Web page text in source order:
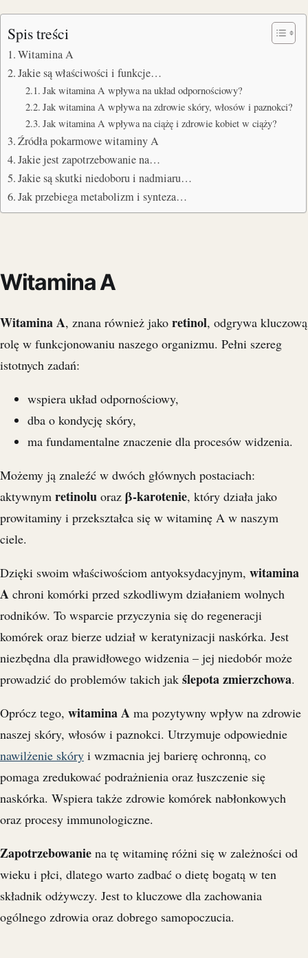
Spis treści
Witamina A
Jakie są właściwości i funkcje…
Jak witamina A wpływa na układ odpornościowy?
Jak witamina A wpływa na zdrowie skóry, włosów i paznokci?
Jak witamina A wpływa na ciążę i zdrowie kobiet w ciąży?
Źródła pokarmowe witaminy A
Jakie jest zapotrzebowanie na…
Jakie są skutki niedoboru i nadmiaru…
Jak przebiega metabolizm i synteza…
Witamina A
Witamina A, znana również jako retinol, odgrywa kluczową
rolę w funkcjonowaniu naszego organizmu. Pełni szereg
istotnych zadań:
wspiera układ odpornościowy,
dba o kondycję skóry,
ma fundamentalne znaczenie dla procesów widzenia.
Możemy ją znaleźć w dwóch głównych postaciach:
aktywnym retinolu oraz β-karotenie, który działa jako
prowitaminy i przekształca się w witaminę A w naszym
ciele.
Dzięki swoim właściwościom antyoksydacyjnym, witamina
A chroni komórki przed szkodliwym działaniem wolnych
rodników. To wsparcie przyczynia się do regeneracji
komórek oraz bierze udział w keratynizacji naskórka. Jest
niezbędna dla prawidłowego widzenia – jej niedobór może
prowadzić do problemów takich jak ślepota zmierzchowa.
Oprócz tego, witamina A ma pozytywny wpływ na zdrowie
naszej skóry, włosów i paznokci. Utrzymuje odpowiednie
nawilżenie skóry i wzmacnia jej barierę ochronną, co
pomaga zredukować podrażnienia oraz łuszczenie się
naskórka. Wspiera także zdrowie komórek nabłonkowych
oraz procesy immunologiczne.
Zapotrzebowanie na tę witaminę różni się w zależności od
wieku i płci, dlatego warto zadbać o dietę bogatą w ten
składnik odżywczy. Jest to kluczowe dla zachowania
ogólnego zdrowia oraz dobrego samopoczucia.